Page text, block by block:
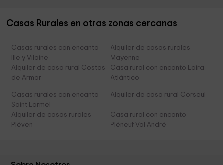
Casas Rurales en otras zonas cercanas
Casas rurales con encanto
Ille y Vilaine
Alquiler de casas rurales
Mayenne
Alquiler de casa rural Costas
de Armor
Casa rural con encanto Loira
Atlántico
Casas rurales con encanto
Saint Lormel
Alquiler de casa rural Corseul
Alquiler de casas rurales
Pléven
Casa rural con encanto
Pléneuf Val André